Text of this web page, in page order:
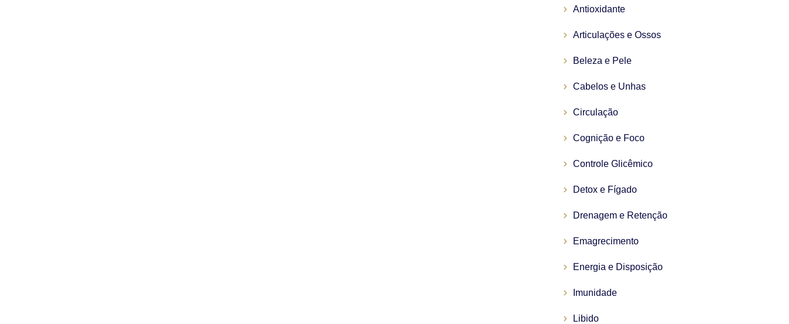
Antioxidante
Articulações e Ossos
Beleza e Pele
Cabelos e Unhas
Circulação
Cognição e Foco
Controle Glicêmico
Detox e Fígado
Drenagem e Retenção
Emagrecimento
Energia e Disposição
Imunidade
Libido